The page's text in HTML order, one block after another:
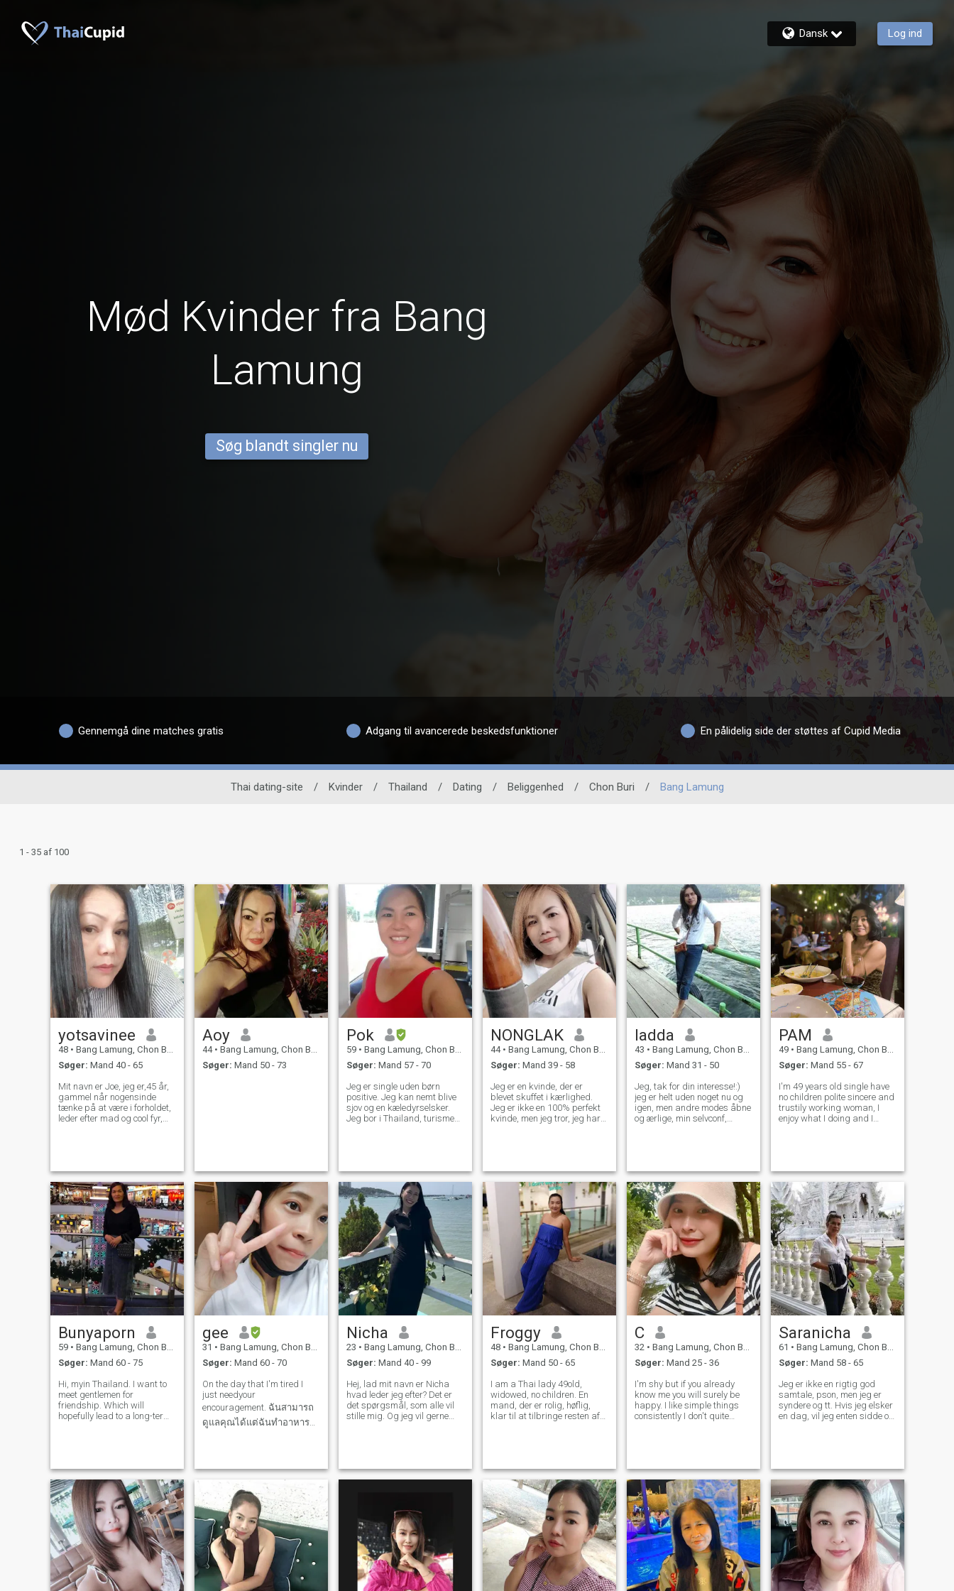
Dansk Log ind
Mød Kvinder fra Bang
Lamung
Søg blandt singler nu
Gennemgå dine matches gratis Adgang til avancerede beskedsfunktioner En pålidelig side der støttes af Cupid Media
Thai dating-site / Kvinder / Thailand / Dating / Beliggenhed / Chon Buri / Bang Lamung
1 - 35 af 100
yotsavinee
48 • Bang Lamung, Chon Buri, Thailand
Søger: Mand 40 - 65
Mit navn er Joe, jeg er,45 år,
gammel når nogensinde
tænke på at være i forholdet,
leder efter mad og cool fyr,
PLS, indhold meack! Nankts
..
Aoy
44 • Bang Lamung, Chon Buri, Thailand
Søger: Mand 50 - 73
Pok
59 • Bang Lamung, Chon Buri, Thailand
Søger: Mand 57 - 70
Jeg er single uden børn
positive. Jeg kan nemt blive
sjov og en kæledyrselsker.
Jeg bor i Thailand, turisme
spise lækker. Læsning og
håndværk er Jeg kan godt
lide bjergstrand og rejser til
havet. at blive og betale
resten med min kærlighed.
NONGLAK
44 • Bang Lamung, Chon Buri, Thailand
Søger: Mand 39 - 58
Jeg er en kvinde, der er
blevet skuffet i kærlighed.
Jeg er ikke en 100% perfekt
kvinde, men jeg tror, jeg har
tid og et liv med at tage sig
af hinanden for evigt. Du
valgte at tale med mig og
lære mig bedre at kende.
\NDen vil vide, at jeg er en
person med et godt hjerte
oprigtig. Den er let og positiv.
Prøv at kende mig mere. Jeg
er ikke et premium medlem,
hvis der ønsker at tale så lad
os prøve.
ladda
43 • Bang Lamung, Chon Buri, Thailand
Søger: Mand 31 - 50
Jeg, tak for din interesse!:)
jeg er helt uden noget nu og
igen, men andre modes åbne
og ærlige, min selvconf,
karakter, bare ny, nej, nej
eller ikke mere end ' agtede,
Og så ikke rig .... men hvis
jeg er blevet levende
selvstændig park, så en med
hele mit hjerte og kun for en!
Jeg er seriel, jeg er ikke
tønde, ingen børn har været
og ikke løgn, dette er foto af
sidste år, og det er mit : )
læser du stadig? Ikke løbe?
Vi kan finde en fælles og få
en god.
PAM
49 • Bang Lamung, Chon Buri, Thailand
Søger: Mand 55 - 67
I'm 49 years old single have
no children polite sincere and
trustily working woman, I
enjoy what I doing and I
listen to music and wine rela
Bunyaporn
59 • Bang Lamung, Chon Buri, Thailand
Søger: Mand 60 - 75
Hi, myin Thailand. I want to
meet gentlemen for
friendship. Which will
hopefully lead to a long-term
know me and developing a
relationship with
gee
31 • Bang Lamung, Chon Buri, Thailand
Søger: Mand 60 - 70
On the day that I'm tired I
just needyour
encouragement. ฉันสามารถ
ดูแลคุณได้แต่ฉันทำอาหาร
คุณได้ลองเปิดใจ บางทีอาจจะ
ชอบ ทุกคนนิสัยไม่เหมือนกัน
และเมื่อคุณอายุมากขึ้นสิ่งที่ดี
ที่สุดคือคนที่อยู่
Nicha
23 • Bang Lamung, Chon Buri, Thailand
Søger: Mand 40 - 99
Hej, lad mit navn er Nicha
hvad leder jeg efter? Det er
det spørgsmål, som alle vil
stille mig. Og jeg vil gerne
spil) jeg drikker nogle gange,
ryger ikke, og spiller ikke
mig selv og min egen evne.
Jeg er afgørende. Jeg har
klare mål og ved, hvad jeg vil
have af livet. Jeg er oprigtig,
ærlig, jeg er romantisk. Jeg
er hensynsfuld, tålmodig og
komponeret. Jeg taler ikke
meget til folk, jeg ikke er tæt
Froggy
48 • Bang Lamung, Chon Buri, Thailand
Søger: Mand 50 - 65
I am a Thai lady 49old,
widowed, no children. En
mand, der er rolig, høflig,
klar til at tilbringe resten af
thailandske kvinder i et
negativt lys, så tal ikke med
mig. Hvis du vil have
kærlighed, må du give
kærlighed først. Hvis du vil
have ærlighed, skal du give
først. Hvad du end vil have,
må du give det først. Jeg er
en munter og snakkesalig
person. Kan lide at lave mad
og lytte til musik. Glæder mig
til at flytte til udlandet med
C
32 • Bang Lamung, Chon Buri, Thailand
Søger: Mand 25 - 36
I'm shy but if you already
know me you will surely be
happy. I like simple things
consistently I don't quite
so you must love kids t
Saranicha
61 • Bang Lamung, Chon Buri, Thailand
Søger: Mand 58 - 65
Jeg er ikke en rigtig god
samtale, pson, men jeg er
syndere og tt. Hvis jeg elsker
en dag, vil jeg enten sidde og
som svømning, domaing og
masing. Ligesom huset, en
nær havet man kan få frisk
luft i mere og stigende ingen
jeg nogensinde. Besids, jeg
elsker madlavning ved mig
selv.